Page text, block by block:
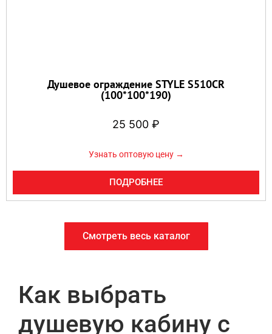
Душевое ограждение STYLE S510CR
(100*100*190)
25 500 ₽
Узнать оптовую цену →
ПОДРОБНЕЕ
Смотреть весь каталог
Как выбрать
душевую кабину с